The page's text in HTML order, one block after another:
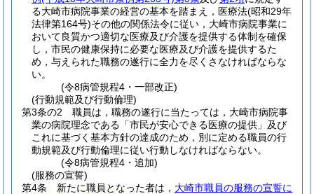
る大崎市病院事業の経営の基本を踏まえ，医療法(昭和29年
法律第164号)その他の関係法令に従い，大崎市病院事業に
おいて良質かつ適切な医療及び介護を提供する体制を確保
し，市民の健康保持に必要な医療及び介護を提供するた
め，与えられた職務の遂行に全力を尽くさなければならな
い。
(令8病管規程4・一部改正)
(行動規範及び行動倫理)
第3条の2
職員は，職務の遂行に当たっては，大崎市病院事
業の病院理念である「市民が安心できる医療の提供」及び
これに基づく基本方針の達成のため，別に定める職員の行
動規範及び行動倫理に従い行動しなければならない。
(令8病管規程4・追加)
(服務の宣誓)
第4条
新たに職員となった者は， 大崎市職員の服務の宣誓に